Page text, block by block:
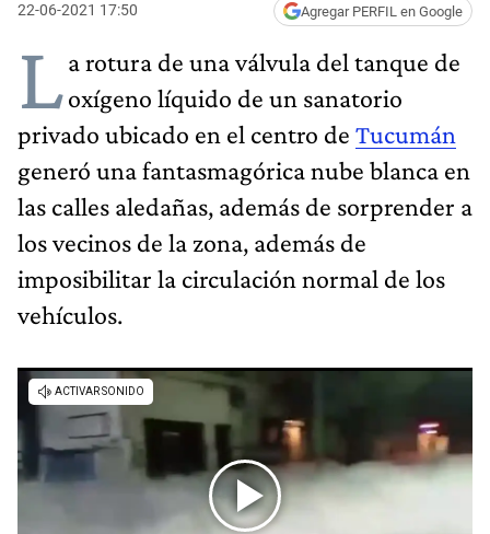
22-06-2021 17:50 Agregar PERFIL en Google
La rotura de una válvula del tanque de
oxígeno líquido de un sanatorio
privado ubicado en el centro de Tucumán
generó una fantasmagórica nube blanca en
las calles aledañas, además de sorprender a
los vecinos de la zona, además de
imposibilitar la circulación normal de los
vehículos.